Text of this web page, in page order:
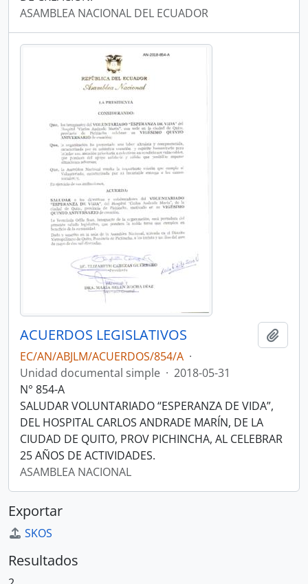
ASAMBLEA NACIONAL DEL ECUADOR
ACUERDOS LEGISLATIVOS
EC/AN/ABJLM/ACUERDOS/854/A ·
Unidad documental simple · 2018-05-31
N° 854-A
SALUDAR VOLUNTARIADO “ESPERANZA DE VIDA”,
DEL HOSPITAL CARLOS ANDRADE MARÍN, DE LA
CIUDAD DE QUITO, PROV PICHINCHA, AL CELEBRAR
25 AÑOS DE ACTIVIDADES.
ASAMBLEA NACIONAL
Exportar
SKOS
Resultados